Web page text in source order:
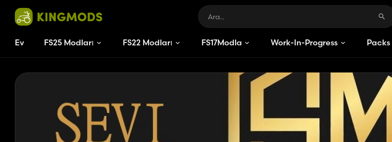
Ev FS25 Modları FS22 Modları FS17Modlar Work-In-Progress Packs